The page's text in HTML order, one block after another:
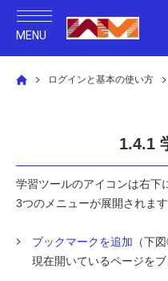
MENU
ログインと基本の使い方
1.4.1
学習ツールのアイコンは右下
3つのメニューが展開されます
ブックマークを追加 （下
現在開いているページをブ